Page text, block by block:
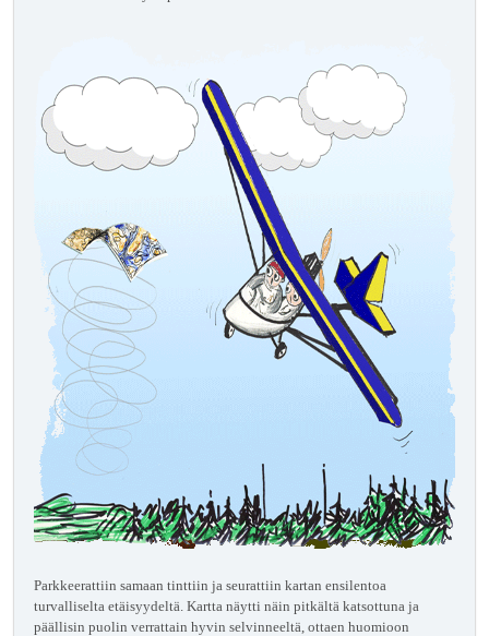
Parkkeerattiin samaan tinttiin ja seurattiin kartan ensilentoa
turvalliselta etäisyydeltä. Kartta näytti näin pitkältä katsottuna ja
päällisin puolin verrattain hyvin selvinneeltä, ottaen huomioon